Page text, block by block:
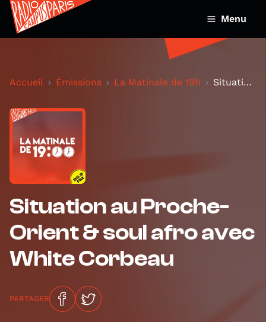
Menu
Accueil Émissions La Matinale de 19h Situation au Proche-Orient & soul afro avec White...
Situation au Proche-
Orient & soul afro avec
White Corbeau
PARTAGER